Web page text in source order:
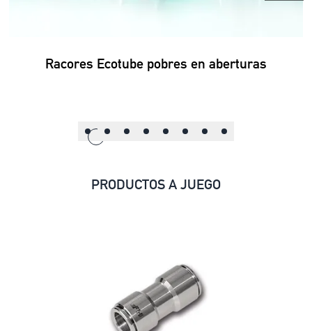
Racores Ecotube pobres en aberturas
PRODUCTOS A JUEGO